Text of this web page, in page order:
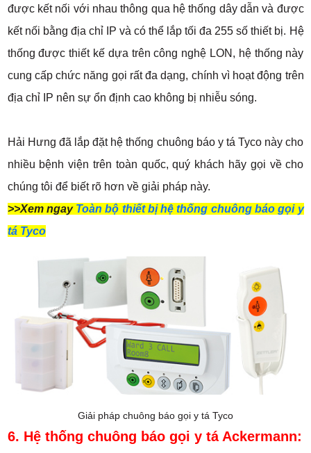
được kết nối với nhau thông qua hệ thống dây dẫn và được
kết nối bằng địa chỉ IP và có thể lắp tối đa 255 số thiết bị. Hệ
thống được thiết kế dựa trên công nghệ LON, hệ thống này
cung cấp chức năng gọi rất đa dạng, chính vì hoạt động trên
địa chỉ IP nên sự ổn định cao không bị nhiễu sóng.
Hải Hưng đã lắp đặt hệ thống chuông báo y tá Tyco này cho
nhiều bệnh viện trên toàn quốc, quý khách hãy gọi về cho
chúng tôi để biết rõ hơn về giải pháp này.
>>Xem ngay Toàn bộ thiết bị hệ thống chuông báo gọi y
tá Tyco
Giải pháp chuông báo gọi y tá Tyco
6. Hệ thống chuông báo gọi y tá Ackermann: